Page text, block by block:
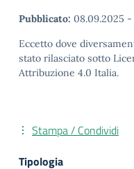
Pubblicato: 08.09.2025 -
Eccetto dove
stato rilasciato sotto
Attribuzione 4.0 Italia.
Stampa / Condividi
Tipologia